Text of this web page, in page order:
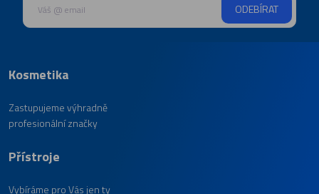
ODEBÍRAT
Kosmetika
Zastupujeme výhradně
profesionální značky
Přístroje
Vybíráme pro Vás jen ty